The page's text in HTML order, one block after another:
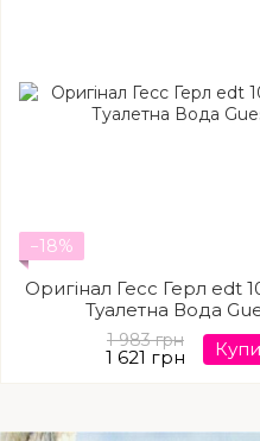
−18%
Оригінал Гесс Герл edt
Туалетна Вода
1 983 грн
1 621 грн